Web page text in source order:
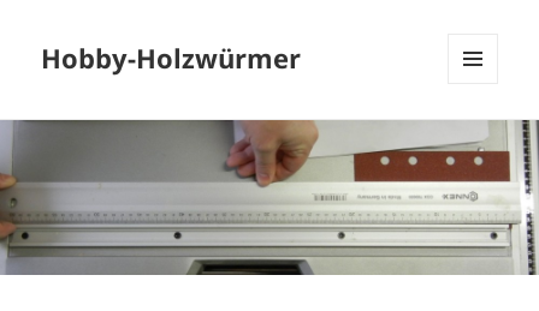
Hobby-Holzwürmer
WIDGETS